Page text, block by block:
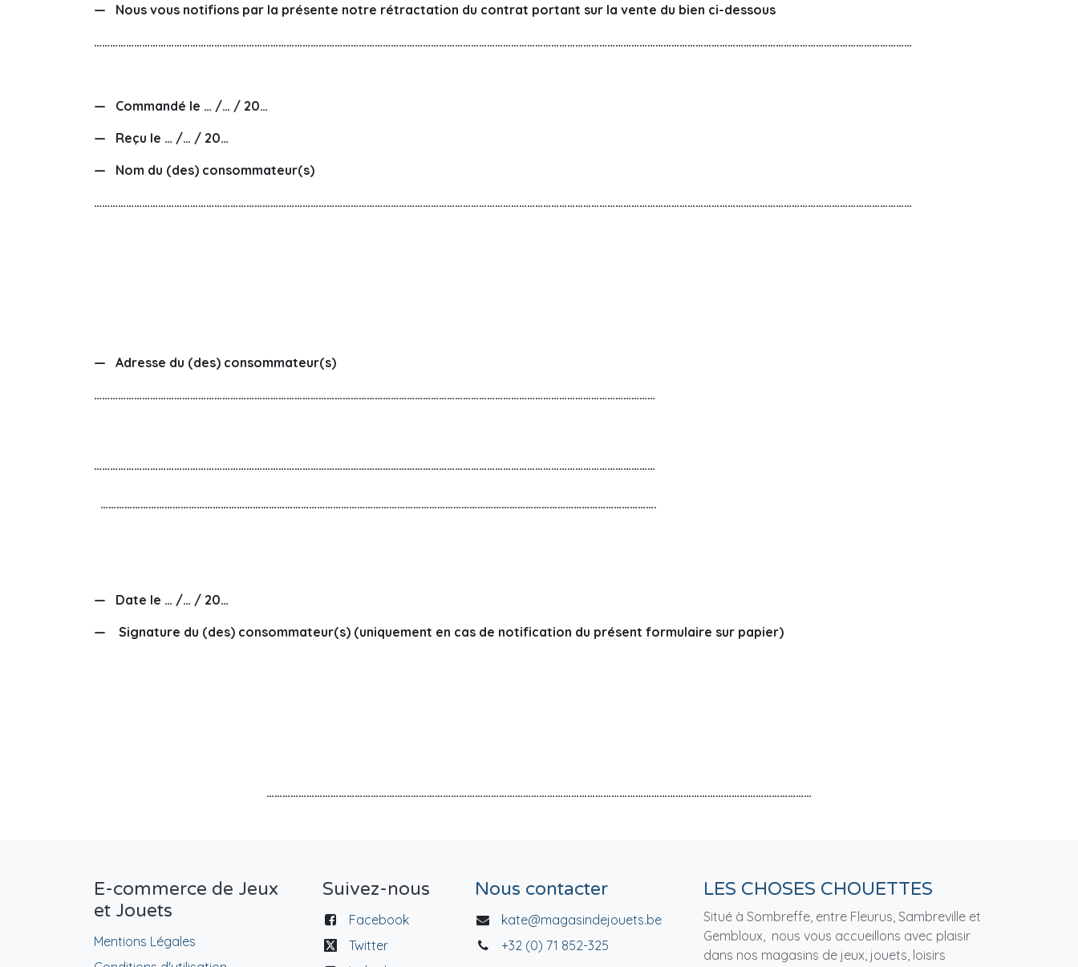
— Nous vous notifions par la présente notre rétractation du contrat portant sur la vente du bien ci-dessous
………………………………………………………………………………………………………………………………………………………………………………………………………………………………………………………………………………
— Commandé le … /… / 20…
— Reçu le … /… / 20…
— Nom du (des) consommateur(s)
………………………………………………………………………………………………………………………………………………………………………………………………………………………………………………………………………………
— Adresse du (des) consommateur(s)
…………………………………………………………………………………………………………………………………………………………………………………………
…………………………………………………………………………………………………………………………………………………………………………………………
……………………………………………………………………………………………………………………………………………………………………………………….
— Date le … /… / 20…
— Signature du (des) consommateur(s) (uniquement en cas de notification du présent formulaire sur papier)
……………………………………………………………………………………………………………………………………………………………………………………
E-commerce de Jeux
et Jouets
Mentions Légales
Suivez-nous
Facebook
Twitter
Nous contacter
kate@magasindejouets.be
+32 (0) 71 852-325
LES CHOSES CHOUETTES
Situé à Sombreffe, entre Fleurus, Sambreville et
Gembloux, nous vous accueillons avec plaisir
dans nos magasins de jeux, jouets, loisirs